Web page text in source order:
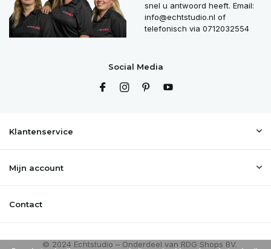
snel u antwoord heeft. Email:
info@echtstudio.nl of
telefonisch via 0712032554
Social Media
Klantenservice
Mijn account
Contact